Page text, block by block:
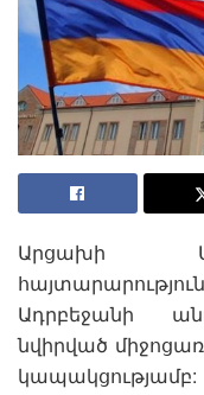
Արցախի ԱԳ
Ադրբեջանի
նվիրված
կապակցությամբ: